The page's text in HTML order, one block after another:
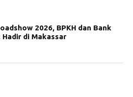
2026, BPKH dan Bank
Hadir di Makassar